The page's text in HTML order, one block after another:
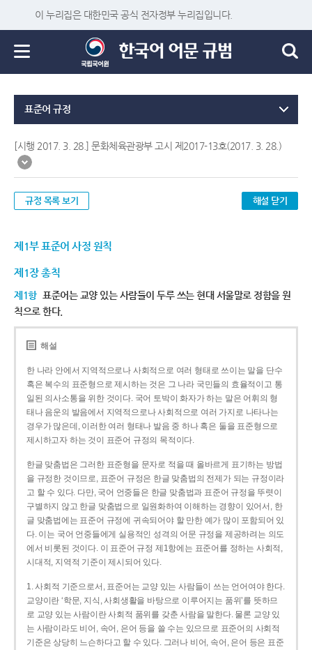
이 누리집은 대한민국 공식 전자정부 누리집입니다.
표준어 규정
[시행 2017. 3. 28.] 문화체육관광부 고시 제2017-13호(2017. 3. 28.)
규정 목록 보기 해설 닫기
제1부 표준어 사정 원칙
제1장 총칙
제1항 표준어는 교양 있는 사람들이 두루 쓰는 현대 서울말로 정함을 원
칙으로 한다.
해설
한 나라 안에서 지역적으로나 사회적으로 여러 형태로 쓰이는 말을 단수
혹은 복수의 표준형으로 제시하는 것은 그 나라 국민들의 효율적이고 통
일된 의사소통을 위한 것이다. 국어 토박이 화자가 하는 말은 어휘의 형
태나 음운의 발음에서 지역적으로나 사회적으로 여러 가지로 나타나는
경우가 많은데, 이러한 여러 형태나 발음 중 하나 혹은 둘을 표준형으로
제시하고자 하는 것이 표준어 규정의 목적이다.
한글 맞춤법은 그러한 표준형을 문자로 적을 때 올바르게 표기하는 방법
을 규정한 것이므로, 표준어 규정은 한글 맞춤법의 전제가 되는 규정이라
고 할 수 있다. 다만, 국어 언중들은 한글 맞춤법과 표준어 규정을 뚜렷이
구별하지 않고 한글 맞춤법으로 일원화하여 이해하는 경향이 있어서, 한
글 맞춤법에는 표준어 규정에 귀속되어야 할 만한 예가 많이 포함되어 있
다. 이는 국어 언중들에게 실용적인 성격의 어문 규정을 제공하려는 의도
에서 비롯된 것이다. 이 표준어 규정 제1항에는 표준어를 정하는 사회적,
시대적, 지역적 기준이 제시되어 있다.
1. 사회적 기준으로서, 표준어는 교양 있는 사람들이 쓰는 언어여야 한다.
교양이란 ‘학문, 지식, 사회생활을 바탕으로 이루어지는 품위’를 뜻하므
로 교양 있는 사람이란 사회적 품위를 갖춘 사람을 말한다. 물론 교양 있
는 사람이라도 비어, 속어, 은어 등을 쓸 수는 있으므로 표준어의 사회적
기준은 상당히 느슨하다고 할 수 있다. 그러나 비어, 속어, 은어 등은 표준